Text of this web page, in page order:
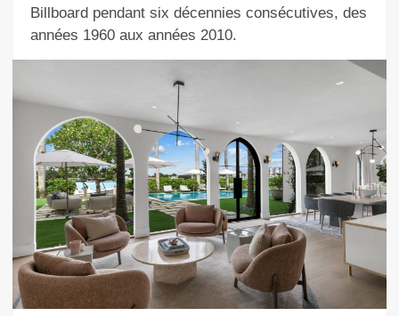
Billboard pendant six décennies consécutives, des
années 1960 aux années 2010.